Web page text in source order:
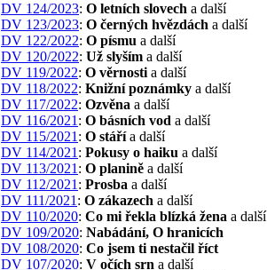
DV 124/2023: O letních slovech a další
DV 123/2023: O černých hvězdách a další
DV 122/2022: O písmu a další
DV 120/2022: Už slyším a další
DV 119/2022: O věrnosti a další
DV 118/2022: Knižní poznámky a další
DV 117/2022: Ozvěna a další
DV 116/2021 : O básních vod a další
DV 115/2021 : O stářía další
DV 114/2021 : Pokusy o haiku a další
DV 113/2021 : O planině a další
DV 112/2021 : Prosba a další
DV 111/2021 : O zákazech a další
DV 110/2020: Co mi řekla blízká žena a další
DV 109/2020: Nabádání, O hranicích
DV 108/2020: Co jsem ti nestačil říct
DV 107/2020: V očích srn a další